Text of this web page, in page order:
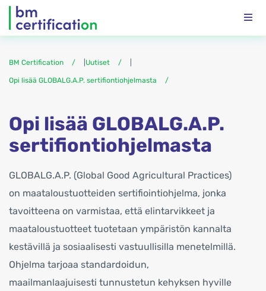
BM Certification Uutiset
Opi lisää GLOBALG.A.P. sertifiontiohjelmasta
Opi lisää GLOBALG.A.P.
sertifiontiohjelmasta
GLOBALG.A.P. (Global Good Agricultural Practices)
on maataloustuotteiden sertifiointiohjelma, jonka
tavoitteena on varmistaa, että elintarvikkeet ja
maataloustuotteet tuotetaan ympäristön kannalta
kestävillä ja sosiaalisesti vastuullisilla menetelmillä.
Ohjelma tarjoaa standardoidun,
maailmanlaajuisesti tunnustetun kehyksen hyville